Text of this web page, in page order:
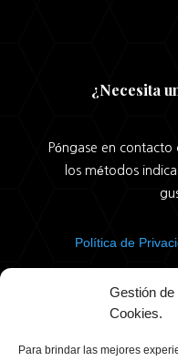
Gestión
Cookies.
Para brindar las mejores
¿Necesita
Póngase en
los métodos
Política de
© Cámara Urbana